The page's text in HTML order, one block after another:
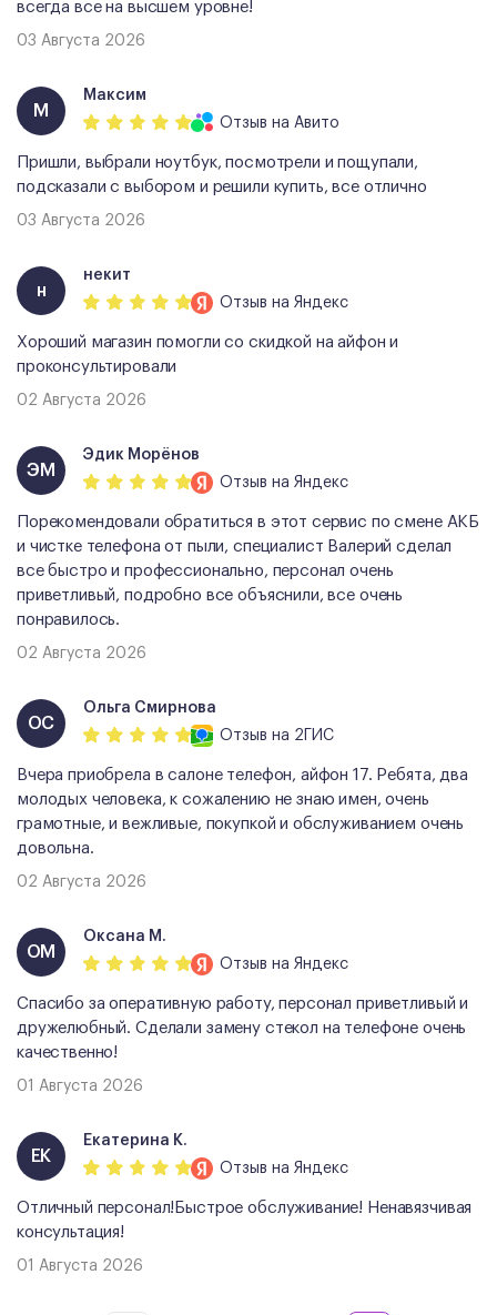
всегда все на высшем уровне!
03 Августа 2026
М
Максим
Отзыв на Авито
Пришли, выбрали ноутбук, посмотрели и пощупали,
подсказали с выбором и решили купить, все отлично
03 Августа 2026
н
некит
Отзыв на Яндекс
Хороший магазин помогли со скидкой на айфон и
проконсультировали
02 Августа 2026
ЭМ
Эдик Морёнов
Отзыв на Яндекс
Порекомендовали обратиться в этот сервис по смене АКБ
и чистке телефона от пыли, специалист Валерий сделал
все быстро и профессионально, персонал очень
приветливый, подробно все объяснили, все очень
понравилось.
02 Августа 2026
ОС
Ольга Смирнова
Отзыв на 2ГИС
Вчера приобрела в салоне телефон, айфон 17. Ребята, два
молодых человека, к сожалению не знаю имен, очень
грамотные, и вежливые, покупкой и обслуживанием очень
довольна.
02 Августа 2026
ОМ
Оксана М.
Отзыв на Яндекс
Спасибо за оперативную работу, персонал приветливый и
дружелюбный. Сделали замену стекол на телефоне очень
качественно!
01 Августа 2026
ЕК
Екатерина К.
Отзыв на Яндекс
Отличный персонал!Быстрое обслуживание! Ненавязчивая
консультация!
01 Августа 2026